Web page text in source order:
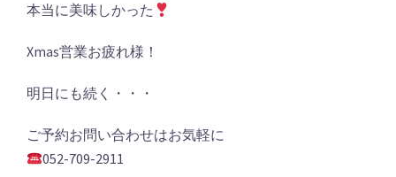
本当に美味しかった
Xmas営業お疲れ様！
明日にも続く・・・
ご予約お問い合わせはお気軽に
052-709-2911